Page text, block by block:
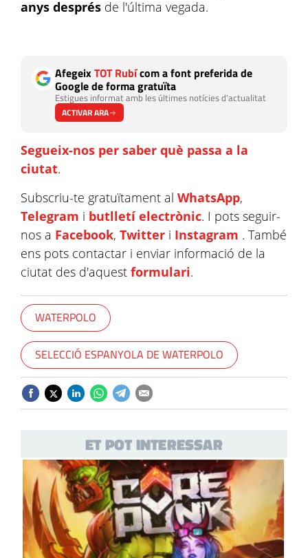
anys després de l'última vegada.
AfegeixTOT Rubícom a font preferida de
Google de forma gratuïta
Estigues informat amb les últimes notícies d'actualitat
ACTIVAR ARA
Segueix-nos per saber què passa a la
ciutat.
Subscriu-te gratuïtament al WhatsApp,
Telegram i butlletí electrònic. I pots seguir-
nos a Facebook, Twitter i Instagram . També
ens pots contactar i enviar informació de la
ciutat des d'aquest formulari.
WATERPOLO
SELECCIÓ ESPANYOLA DE WATERPOLO
ET POT INTERESSAR